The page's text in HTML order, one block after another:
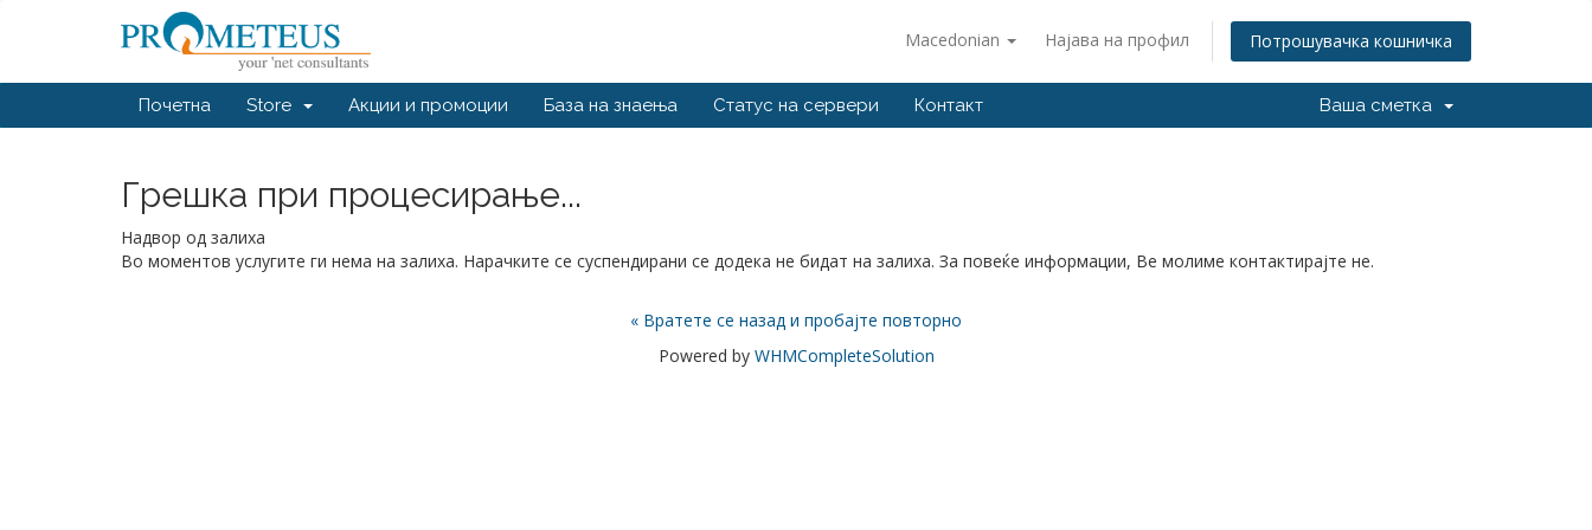
Macedonian Најава на профил Потрошувачка кошничка
Почетна Store Акции и промоции База на знаења Статус на сервери Контакт Ваша сметка
Грешка при процесирање...
Надвор од залиха
Во моментов услугите ги нема на залиха. Нарачките се суспендирани се додека не бидат на залиха. За повеќе информации, Ве молиме контактирајте не.
« Вратете се назад и пробајте повторно
Powered by WHMCompleteSolution